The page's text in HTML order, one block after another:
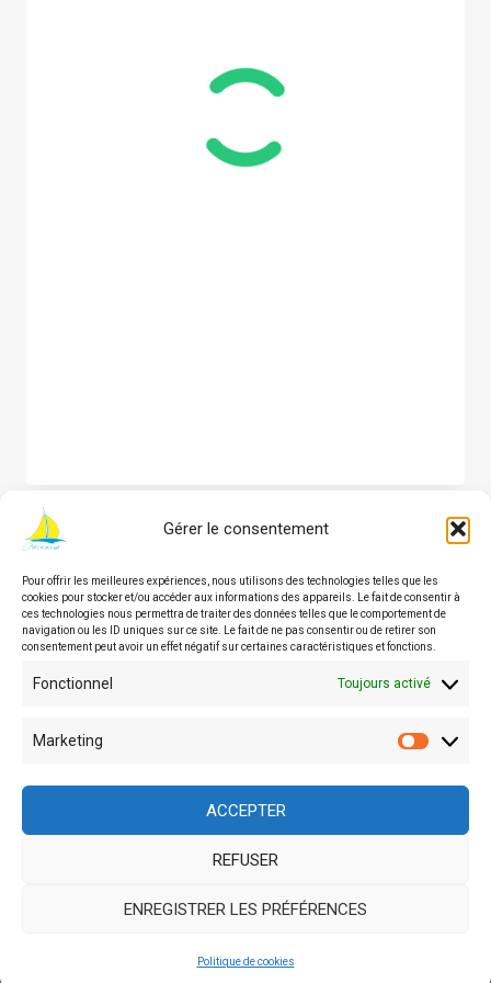
Gérer le consentement
Pour offrir les meilleures expériences, nous utilisons des technologies telles que les
cookies pour stocker et/ou accéder aux informations des appareils. Le fait de consentir à
ces technologies nous permettra de traiter des données telles que le comportement de
navigation ou les ID uniques sur ce site. Le fait de ne pas consentir ou de retirer son
consentement peut avoir un effet négatif sur certaines caractéristiques et fonctions.
Fonctionnel Toujours activé
Marketing
ACCEPTER
REFUSER
ENREGISTRER LES PRÉFÉRENCES
Politique de cookies
© 2026 Asbl Autonomie | Service
d'accompagnement des personnes en situation de
handicap en Wallonie
Asbl agréée, financée et soutenue par
Site géré par Auxilium-Secretariat